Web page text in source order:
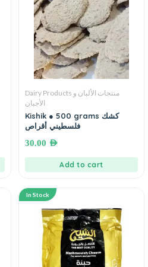
Dairy Products منتجات الألبان و
الأجبان
Kishik ● 500 grams كشك
فلسطيني أقراص
30.00 AED
Add to cart
In Stock